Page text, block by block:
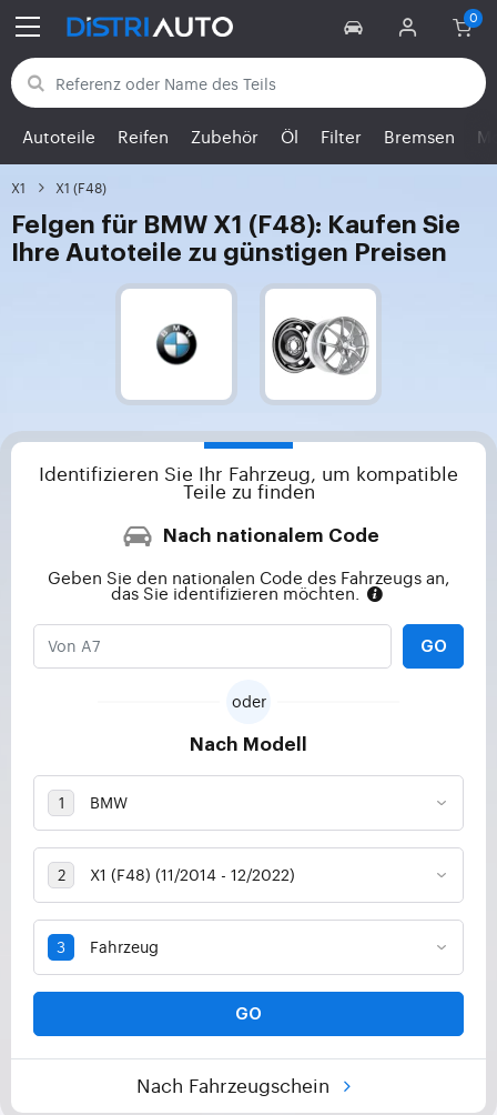
Zurück zu den Kategorien
Autoteile Reifen Zubehör Öl Filter Bremsen
X1 X1 (F48)
Felgen für BMW X1 (F48): Kaufen Sie
Ihre Autoteile zu günstigen Preisen
Identifizieren Sie Ihr Fahrzeug, um kompatible
Teile zu finden
Nach nationalem Code
Geben Sie den nationalen Code des Fahrzeugs an,
das Sie identifizieren möchten.
GO
oder
Nach Modell
GO
Nach Fahrzeugschein